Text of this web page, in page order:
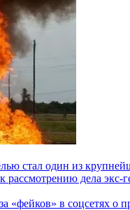
стал один из
рассмотрению дела
«фейков» в соцсетях о